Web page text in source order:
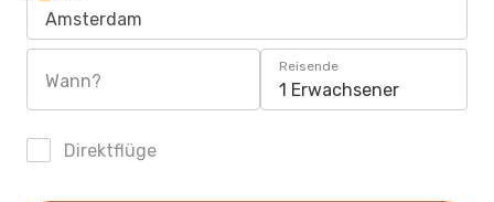
Amsterdam
Wann?
Reisende
1 Erwachsener
Direktflüge